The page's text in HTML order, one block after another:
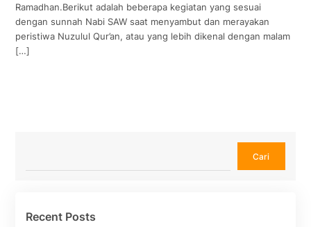
Ramadhan.Berikut adalah beberapa kegiatan yang sesuai
dengan sunnah Nabi SAW saat menyambut dan merayakan
peristiwa Nuzulul Qur’an, atau yang lebih dikenal dengan malam
[…]
Cari
Recent Posts